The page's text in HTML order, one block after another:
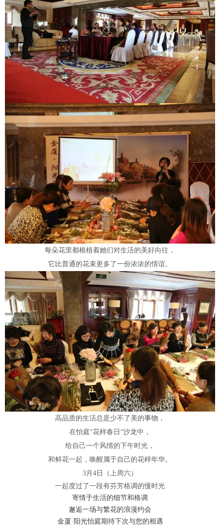
每朵花里都根植着她们对生活的美好向往，
它比普通的花束更多了一份浓浓的情谊。
高品质的生活总是少不了美的事物，
在怡庭“花样春日“沙龙中，
给自己一个风情的下午时光，
和鲜花一起，唤醒属于自己的花样年华。
3月4日（上周六）
一起度过了一段有芬芳格调的慢时光
寄情于生活的细节和格调
邂逅一场与繁花的浪漫约会
金厦·阳光怡庭期待下次与您的相遇